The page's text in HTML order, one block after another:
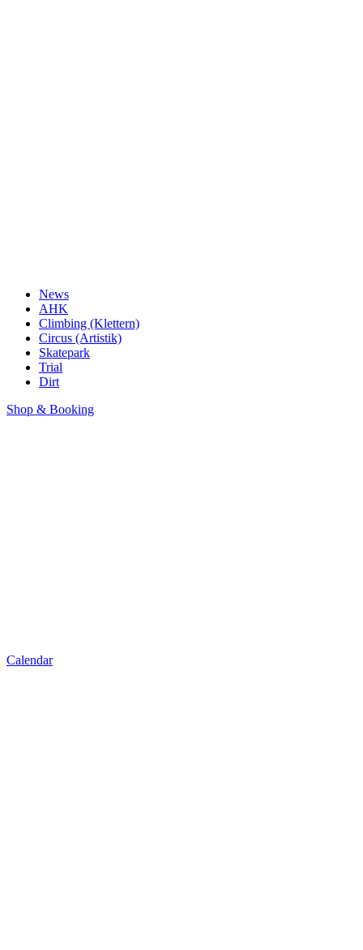
News
AHK
Climbing (Klettern)
Circus (Artistik)
Skatepark
Trial
Dirt
Shop & Booking
Calendar